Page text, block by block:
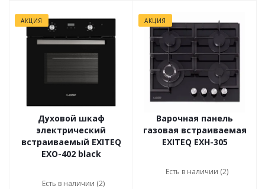
АКЦИЯ
Духовой шкаф
электрический
встраиваемый EXITEQ
EXO-402 black
Есть в наличии (2)
АКЦИЯ
Варочная панель
газовая встраиваемая
EXITEQ EXH-305
Есть в наличии (2)